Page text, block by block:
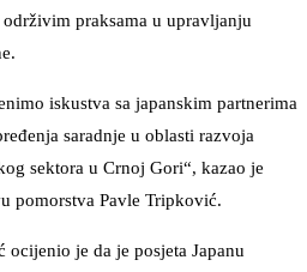
praksama u upravljanju
iskustva sa japanskim partnerima
saradnje u oblasti razvoja
sektora u Crnoj Gori“, kazao je
pomorstva Pavle Tripković.
ocijenio je da je posjeta Japanu